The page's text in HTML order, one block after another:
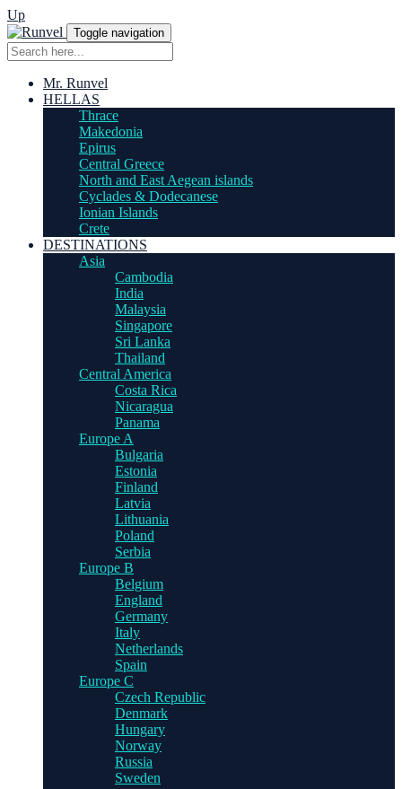
Up
Toggle navigation
Mr. Runvel
HELLAS
Thrace
Makedonia
Epirus
Central Greece
North and East Aegean islands
Cyclades & Dodecanese
Ionian Islands
Crete
DESTINATIONS
Asia
Cambodia
India
Malaysia
Singapore
Sri Lanka
Thailand
Central America
Costa Rica
Nicaragua
Panama
Europe A
Bulgaria
Estonia
Finland
Latvia
Lithuania
Poland
Serbia
Europe B
Belgium
England
Germany
Italy
Netherlands
Spain
Europe C
Czech Republic
Denmark
Hungary
Norway
Russia
Sweden